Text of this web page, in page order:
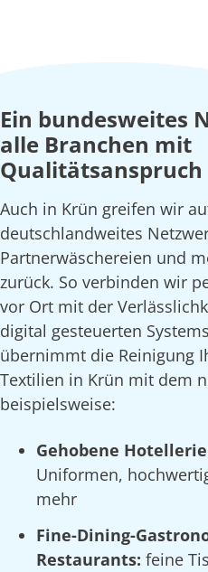
Ein bundesweites
alle Branchen mit
Qualitätsanspruch
Auch in Krün greifen wir
deutschlandweites
Partnerwäschereien und
zurück. So verbinden wir
vor Ort mit der
digital gesteuerten
übernimmt die Reinigung
Textilien in Krün mit dem
beispielsweise:
Gehobene
Uniformen,
mehr
Fine-Dining-
Restaurants: feine